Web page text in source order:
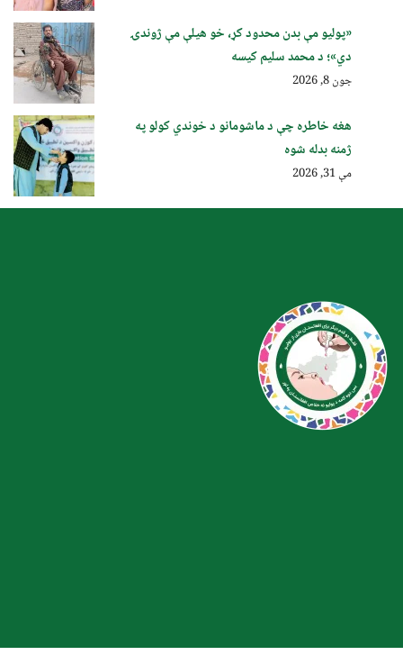
«پولیو مې بدن محدود کړ، خو هیلې مې ژوندۍ
دي»؛ د محمد سلیم کیسه
جون 8, 2026
هغه خاطره چې د ماشومانو د خوندي کولو په
ژمنه بدله شوه
مې 31, 2026